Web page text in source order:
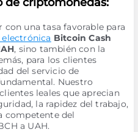
una tasa favorable para
Bitcoin Cash
, sino también con la
para los clientes
del servicio de
Nuestro
leales que aprecian
la rapidez del trabajo,
competente del
a UAH.